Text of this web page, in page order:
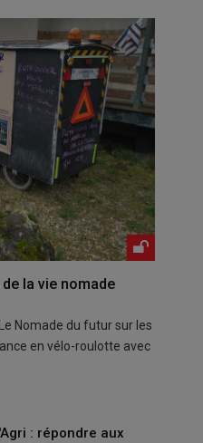
la vie nomade
Nomade du futur sur les
en vélo-roulotte avec
: répondre aux